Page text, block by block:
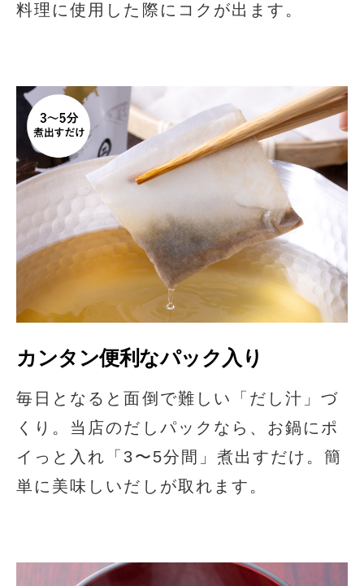
料理に使用した際にコクが出ます。
カンタン便利なパック入り
毎日となると面倒で難しい「だし汁」づ
くり。当店のだしパックなら、お鍋にポ
イっと入れ「3〜5分間」煮出すだけ。簡
単に美味しいだしが取れます。